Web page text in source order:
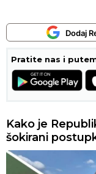
Dodaj
Pratite nas i
Kako je
šokirani